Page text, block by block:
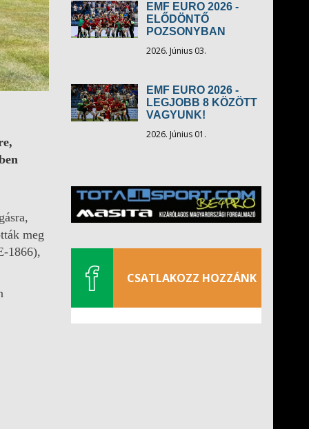
meg
1866),
EMF EURO 2026 -
ELŐDÖNTŐ
POZSONYBAN
2026. Június 03.
EMF EURO 2026 -
LEGJOBB 8 KÖZÖTT
VAGYUNK!
2026. Június 01.
CSATLAKOZZ HOZZÁNK